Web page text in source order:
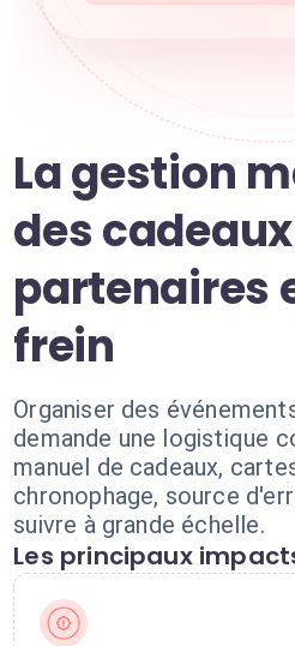
La gestion
des cadeaux
partenaires
frein
Organiser des
demande une logistique
manuel de cadeaux,
chronophage, source
suivre à grande échelle.
Les principaux